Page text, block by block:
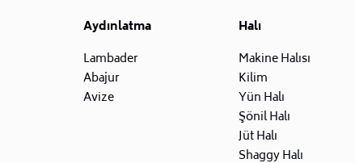
Aydınlatma
Lambader
Abajur
Avize
Halı
Makine Halısı
Kilim
Yün Halı
Şönil Halı
Jüt Halı
Shaggy Halı